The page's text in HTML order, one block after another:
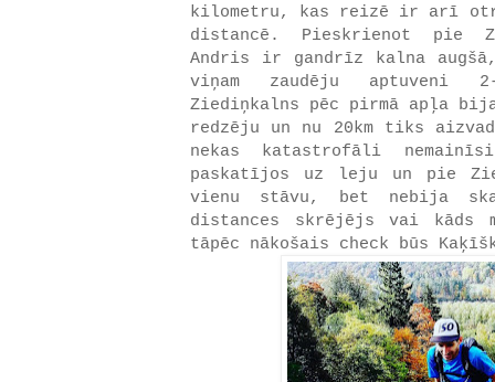
kilometru, kas reizē ir arī otrs
distancē. Pieskrienot pie
Andris ir gandrīz kalna
viņam zaudēju aptuveni
Ziediņkalns pēc pirmā apļa
redzēju un nu 20km tiks
nekas katastrofāli
paskatījos uz leju un pie
vienu stāvu, bet nebija
distances skrējējs vai kāds
tāpēc nākošais check būs